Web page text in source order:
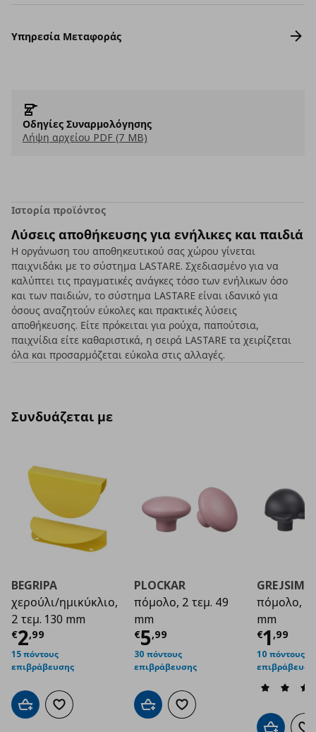
Υπηρεσία Μεταφοράς
Οδηγίες Συναρμολόγησης
Λήψη αρχείου PDF (7 MB)
Ιστορία προϊόντος
Λύσεις αποθήκευσης για ενήλικες και παιδιά
Η οργάνωση του αποθηκευτικού σας χώρου γίνεται
παιχνιδάκι με το σύστημα LASTARE. Σχεδιασμένο για να
καλύπτει τις πραγματικές ανάγκες τόσο των ενήλικων όσο
και των παιδιών, το σύστημα LASTARE είναι ιδανικό για
όσους αναζητούν εύκολες και πρακτικές λύσεις
αποθήκευσης. Είτε πρόκειται για ρούχα, παπούτσια,
παιχνίδια είτε καθαριστικά, η σειρά LASTARE τα χειρίζεται
όλα και προσαρμόζεται εύκολα στις αλλαγές.
Συνδυάζεται με
BEGRIPA
χερούλι/ημικύκλιο,
2 τεμ. 130 mm
€2,99
Τρέχουσα τιμή€ 2,99
15 πόντους
επιβράβευσης
Προσθήκη στο καλάθι
Προσθήκη στα αγαπημένα
PLOCKAR
πόμολο, 2 τεμ. 49
mm
€5,99
Τρέχουσα τιμή€
30 πόντους
επιβράβευσης
Προσθήκη στο καλάθι
Προσθήκη στα αγαπημένα
πόμολο, 2
mm
€1 ,99
10 πόντους